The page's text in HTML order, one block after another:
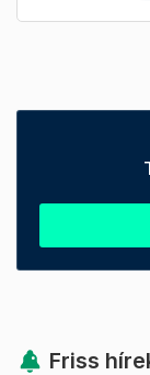
Friss